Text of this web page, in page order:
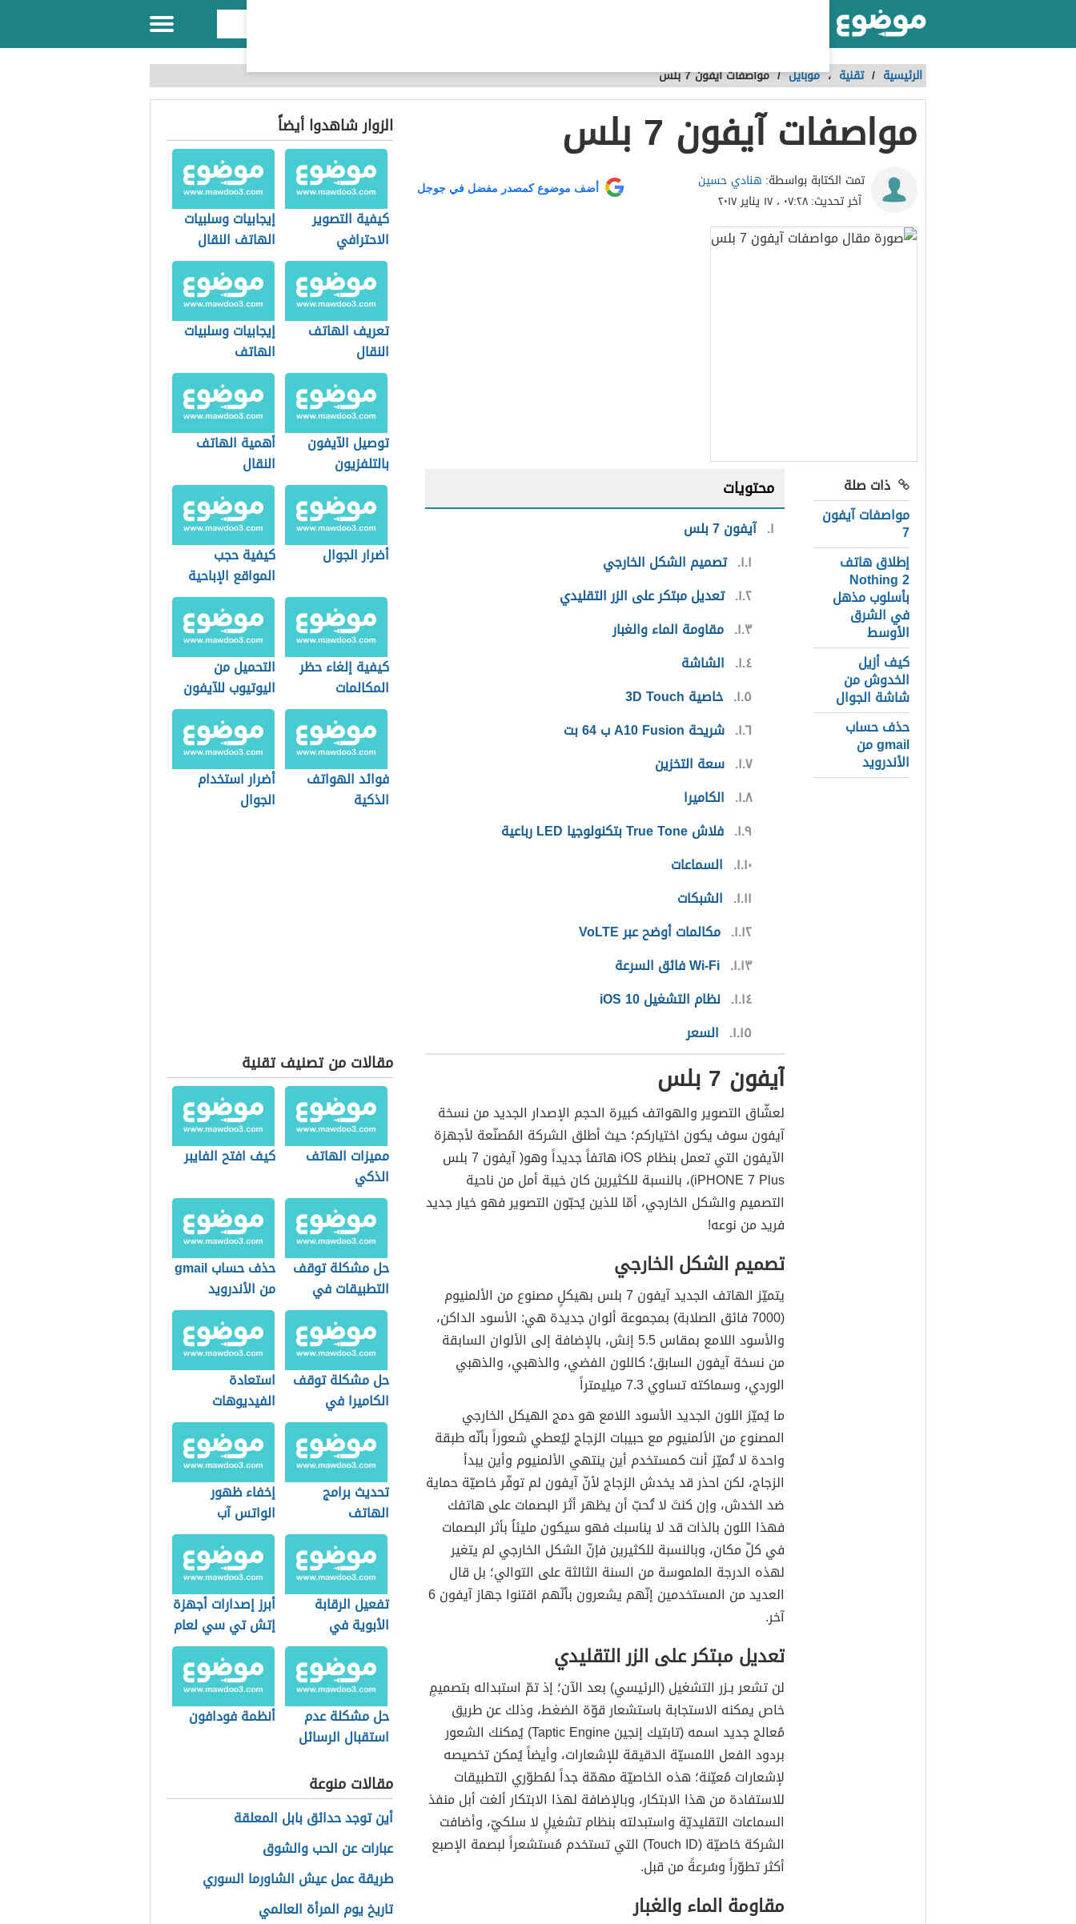
الرئيسية / تقنية ،موبايل /مواصفات آيفون 7 بلس
مواصفات آيفون 7 بلس
تمت الكتابة بواسطة: هنادي حسين
آخر تحديث:٠٧:٢٨ ، ١٧ يناير ٢٠١٧
أضف موضوع كمصدر مفضل في جوجل
ذات صلة
مواصفات آيفون
7
إطلاق هاتف
Nothing 2
بأسلوب مذهل
في الشرق
الأوسط
كيف أزيل
الخدوش من
شاشة الجوال
حذف حساب
gmail من
الأندرويد
محتويات
١ آيفون 7 بلس
١.١ تصميم الشكل الخارجي
١.٢ تعديل مبتكر على الزر التقليدي
١.٣ مقاومة الماء والغبار
١.٤ الشاشة
١.٥ خاصية 3D Touch
١.٦ شريحة A10 Fusion ب 64 بت
١.٧ سعة التخزين
١.٨ الكاميرا
١.٩ فلاش True Tone بتكنولوجيا LED رباعية
١.١٠ السماعات
١.١١ الشبكات
١.١٢ مكالمات أوضح عبر VoLTE
١.١٣ Wi-Fi فائق السرعة
١.١٤ نظام التشغيل iOS 10
١.١٥ السعر
آيفون 7 بلس
لعشّاق التصوير والهواتف كبيرة الحجم الإصدار الجديد من نسخة
آيفون سوف يكون اختياركم؛ حيث أطلق الشركة المُصنّعة لأجهزة
الآيفون التي تعمل بنظام iOS هاتفاً جديداً وهو( آيفون 7 بلس
iPHONE 7 Plus)، بالنسبة للكثيرين كان خيبة أمل من ناحية
التصميم والشكل الخارجي، أمّا للذين يُحبّون التصوير فهو خيار جديد
فريد من نوعه!
تصميم الشكل الخارجي
يتميّز الهاتف الجديد آيفون 7 بلس بهيكلٍ مصنوع من الألمنيوم
(7000 فائق الصلابة) بمجموعة ألوان جديدة هي: الأسود الداكن،
والأسود اللامع بمقاس 5.5 إنش، بالإضافة إلى الألوان السابقة
من نسخة آيفون السابق؛ كاللون الفضي، والذهبي، والذهبي
الوردي، وسماكته تساوي 7.3 ميليمتراً
ما يُميّز اللون الجديد الأسود اللامع هو دمج الهيكل الخارجي
المصنوع من الألمنيوم مع حبيبات الزجاج ليُعطي شعوراً بأنّه طبقة
واحدة لا تُميّز أنت كمستخدم أين ينتهي الألمنيوم وأين يبدأ
الزجاج، لكن احذر قد يخدش الزجاج لأنّ آيفون لم توفّر خاصيّة حماية
ضد الخدش، وإن كنتَ لا تُحبّ أن يظهر أثَرَ البصمات على هاتفك
فهذا اللون بالذات قد لا يناسبك فهو سيكون مليئاُ بأثر البصمات
في كلّ مكان، وبالنسبة للكثيرين فإنّ الشكل الخارجي لم يتغير
لهذه الدرجة الملموسة من السنة الثالثة على التوالي؛ بل قال
العديد من المستخدمين إنّهم يشعرون بأنّهم اقتنوا جهاز آيفون 6
آخر.
تعديل مبتكر على الزر التقليدي
لن تشعر بـزر التشغيل (الرئيسي) بعد الآن؛ إذ تمّ استبداله بتصميمٍ
خاص يمكنه الاستجابة باستشعار قوّة الضغط، وذلك عن طريق
مُعالج جديد اسمه (تابتيك إنجين Taptic Engine) يُمكنك الشعور
بردود الفعل اللمسيّة الدقيقة للإشعارات، وأيضاً يُمكن تخصيصه
لإشعارات مُعيّنة؛ هذه الخاصيّة مهمّة جداً لمُطوّري التطبيقات
للاستفادة من هذا الابتكار، وبالإضافة لهذا الابتكار ألغت أبل منفذ
السماعات التقليديّة واستبدلته بنظام تشغيلٍ لا سلكيّ، وأضافت
الشركة خاصيّة (Touch ID) التي تستخدم مُستشعراً لبصمة الإصبع
أكثر تطوّراً وسُرعةً من قبل.
مقاومة الماء والغبار
الزوار شاهدوا أيضاً
كيفية التصوير
الاحترافي
بالموبايل
إيجابيات وسلبيات
الهاتف النقال
تعريف الهاتف
النقال
إيجابيات وسلبيات
الهاتف
توصيل الآيفون
بالتلفزيون
أهمية الهاتف
النقال
أضرار الجوال
كيفية حجب
المواقع الإباحية
من الهاتف
كيفية إلغاء حظر
المكالمات
التحميل من
اليوتيوب للآيفون
فوائد الهواتف
الذكية
أضرار استخدام
الجوال
مقالات من تصنيف تقنية
مميزات الهاتف
الذكي
كيف افتح الفايبر
حل مشكلة توقف
التطبيقات في
الأندرويد
حذف حساب gmail
من الأندرويد
حل مشكلة توقف
الكاميرا في
الأندرويد
استعادة
الفيديوهات
المحذوفة للأندرويد
تحديث برامج
الهاتف
إخفاء ظهور
الواتس آب
تفعيل الرقابة
الأبوية في
الآيفون
أبرز إصدارات أجهزة
إتش تي سي لعام
2021
حل مشكلة عدم
استقبال الرسائل
الأندرويد
أنظمة فودافون
مقالات منوعة
أين توجد حدائق بابل المعلقة
عبارات عن الحب والشوق
طريقة عمل عيش الشاورما السوري
تاريخ يوم المرأة العالمي